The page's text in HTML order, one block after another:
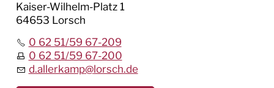
LEBEN IN LORSCH
KULTUR
TOURISMUS
Kaiser-Wilhelm-Platz 1
64653 Lorsch
0 62 51/59 67-209
0 62 51/59 67-200
d.allerkamp@lorsch.de